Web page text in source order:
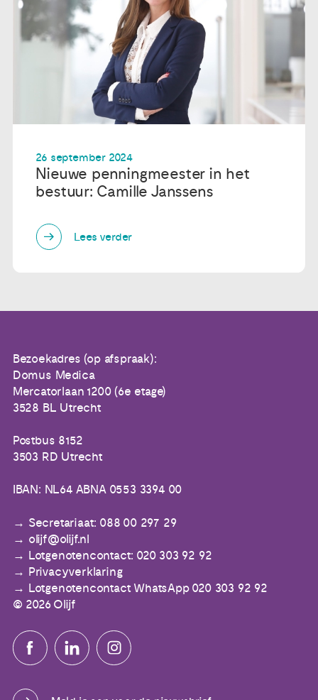
26 september 2024
Nieuwe penningmeester in het
bestuur: Camille Janssens
Lees verder
Bezoekadres (op afspraak):
Domus Medica
Mercatorlaan 1200 (6e etage)
3528 BL Utrecht
Postbus 8152
3503 RD Utrecht
IBAN: NL64 ABNA 0553 3394 00
Secretariaat: 088 00 297 29
olijf@olijf.nl
Lotgenotencontact: 020 303 92 92
Privacyverklaring
Lotgenotencontact WhatsApp 020 303 92 92
© 2026 Olijf